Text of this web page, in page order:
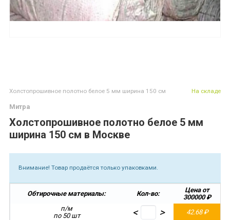
Холстопрошивное полотно белое 5 мм ширина 150 см
Митра
Холстопрошивное полотно белое 5 мм
ширина 150 см в Москве
На складе
Внимание! Товар продаётся только упаковками.
Обтирочные материалы: Кол-во:
Цена от
300000 ₽
п/м
по 50 шт
< > 42.68 ₽